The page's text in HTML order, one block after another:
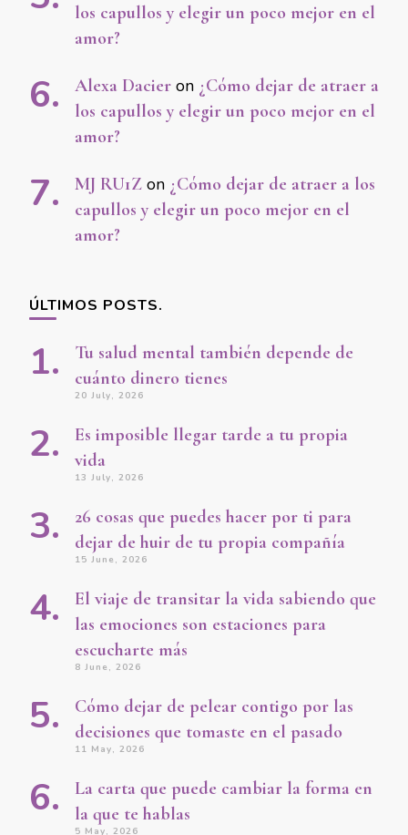
los capullos y elegir un poco mejor en el
amor?
Alexa Dacier on ¿Cómo dejar de atraer a
los capullos y elegir un poco mejor en el
amor?
MJ RU1Z on ¿Cómo dejar de atraer a los
capullos y elegir un poco mejor en el
amor?
ÚLTIMOS POSTS.
Tu salud mental también depende de
cuánto dinero tienes
20 July, 2026
Es imposible llegar tarde a tu propia
vida
13 July, 2026
26 cosas que puedes hacer por ti para
dejar de huir de tu propia compañía
15 June, 2026
El viaje de transitar la vida sabiendo que
las emociones son estaciones para
escucharte más
8 June, 2026
Cómo dejar de pelear contigo por las
decisiones que tomaste en el pasado
11 May, 2026
La carta que puede cambiar la forma en
la que te hablas
5 May, 2026